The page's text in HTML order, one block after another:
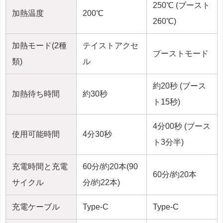
加熱温度 200℃
250℃ (ブースト
260℃)
加熱モード(2種
類)
テイストアクセ
ル
ブーストモード
加熱待ち時間 約30秒
約20秒 (ブース
ト15秒)
使用可能時間 4分30秒
4分00秒 (ブース
ト3分半)
充電時間と充電
サイクル
60分/約20本(90
分/約22本)
60分/約20本
充電ケーブル Type-C Type-C